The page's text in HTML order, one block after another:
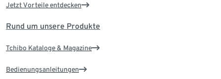
Jetzt Vorteile entdecken
Rund um unsere Produkte
Tchibo Kataloge & Magazine
Bedienungsanleitungen